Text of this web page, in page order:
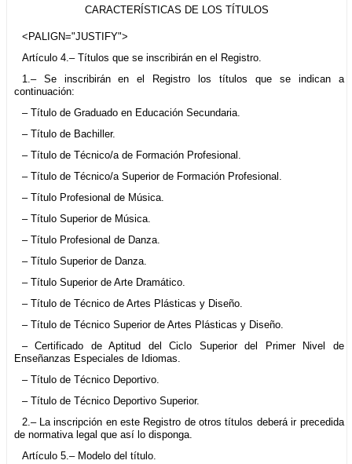
CARACTERÍSTICAS DE LOS TÍTULOS
<PALIGN="JUSTIFY">
Artículo 4.– Títulos que se inscribirán en el Registro.
1.– Se inscribirán en el Registro los títulos que se indican a
continuación:
– Título de Graduado en Educación Secundaria.
– Título de Bachiller.
– Título de Técnico/a de Formación Profesional.
– Título de Técnico/a Superior de Formación Profesional.
– Título Profesional de Música.
– Título Superior de Música.
– Título Profesional de Danza.
– Título Superior de Danza.
– Título Superior de Arte Dramático.
– Título de Técnico de Artes Plásticas y Diseño.
– Título de Técnico Superior de Artes Plásticas y Diseño.
– Certificado de Aptitud del Ciclo Superior del Primer Nivel de
Enseñanzas Especiales de Idiomas.
– Título de Técnico Deportivo.
– Título de Técnico Deportivo Superior.
2.– La inscripción en este Registro de otros títulos deberá ir precedida
de normativa legal que así lo disponga.
Artículo 5.– Modelo del título.